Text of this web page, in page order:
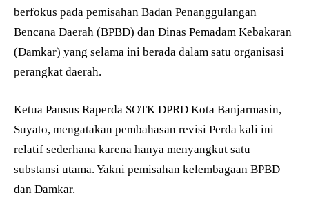
berfokus pada pemisahan Badan Penanggulangan
Bencana Daerah (BPBD) dan Dinas Pemadam Kebakaran
(Damkar) yang selama ini berada dalam satu organisasi
perangkat daerah.
Ketua Pansus Raperda SOTK DPRD Kota Banjarmasin,
Suyato, mengatakan pembahasan revisi Perda kali ini
relatif sederhana karena hanya menyangkut satu
substansi utama. Yakni pemisahan kelembagaan BPBD
dan Damkar.